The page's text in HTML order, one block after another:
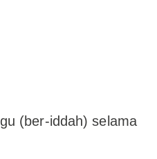
(ber-iddah) selama